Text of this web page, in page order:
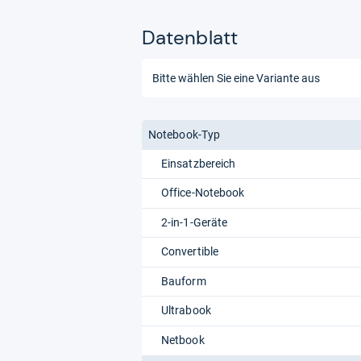
Datenblatt
Notebook-Typ
Einsatzbereich
Office-Notebook
2-in-1-Geräte
Convertible
Bauform
Ultrabook
Netbook